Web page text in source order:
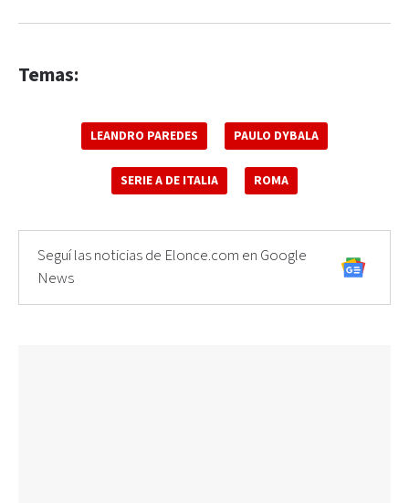
Temas:
LEANDRO PAREDES PAULO DYBALA
SERIE A DE ITALIA ROMA
Seguí las noticias de Elonce.com en Google
News